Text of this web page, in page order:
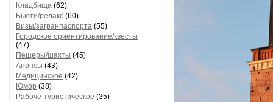
Кладбища (62)
Бьюти/релакс (60)
Визы/загранпаспорта (55)
Городское ориентирование/квесты
(47)
Пещеры/шахты (45)
Анонсы (43)
Медицинское (42)
Юмор (38)
Рабоче-туристическое (35)